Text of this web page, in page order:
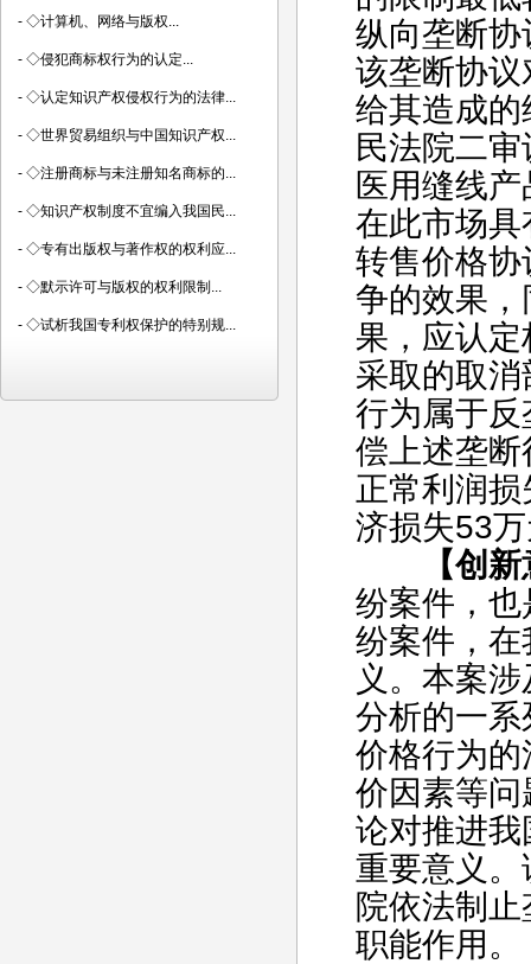
纵向垄断
该垄断协议
给其造成
民法院二
医用缝线
在此市场
转售价格
争的效果
果，应认
采取的取
行为属于
偿上述垄
正常利润
济损失53
【创
纷案件，
纷案件，
义。本案
分析的一
价格行为
价因素等
论对推进
重要意义
院依法制
职能作用。
- ◇计算机、网络与版权...
- ◇侵犯商标权行为的认定...
- ◇认定知识产权侵权行为的法律...
- ◇世界贸易组织与中国知识产权...
- ◇注册商标与未注册知名商标的...
- ◇知识产权制度不宜编入我国民...
- ◇专有出版权与著作权的权利应...
- ◇默示许可与版权的权利限制...
- ◇试析我国专利权保护的特别规...